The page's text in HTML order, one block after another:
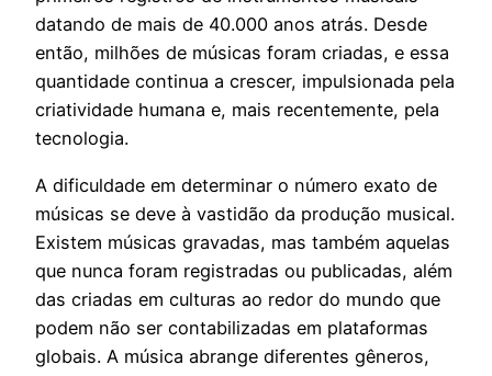
datando de mais de 40.000 anos atrás. Desde
então, milhões de músicas foram criadas, e essa
quantidade continua a crescer, impulsionada pela
criatividade humana e, mais recentemente, pela
tecnologia.
A dificuldade em determinar o número exato de
músicas se deve à vastidão da produção musical.
Existem músicas gravadas, mas também aquelas
que nunca foram registradas ou publicadas, além
das criadas em culturas ao redor do mundo que
podem não ser contabilizadas em plataformas
globais. A música abrange diferentes gêneros,